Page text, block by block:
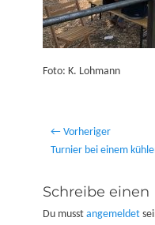
Foto: K. Lohmann
← Vorheriger
Vorheriger
Turnier bei einem
Schreibe
Du musst angemeldet